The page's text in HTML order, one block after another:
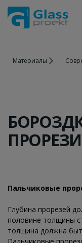
Материалы
Пальчиковые
Глубина прорезей
половине толщины
толщина должна